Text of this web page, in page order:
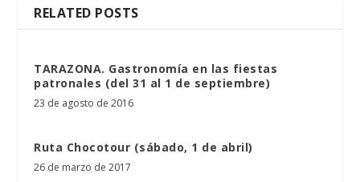
RELATED POSTS
TARAZONA. Gastronomía en las fiestas
patronales (del 31 al 1 de septiembre)
23 de agosto de 2016
Ruta Chocotour (sábado, 1 de abril)
26 de marzo de 2017